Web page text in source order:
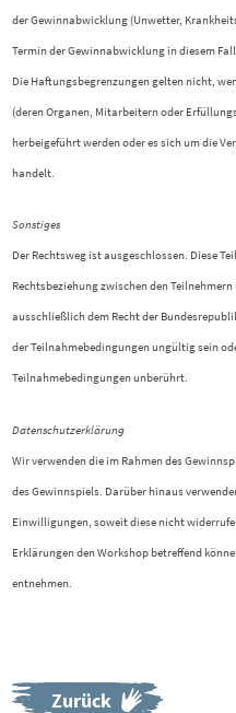
der Gewinnabwicklung (Unwetter,
Termin der Gewinnabwicklung in diesem
Die Haftungsbegrenzungen gelten nicht,
(deren Organen, Mitarbeitern oder
herbeigeführt werden oder es sich um die
handelt.
Sonstiges
Der Rechtsweg ist ausgeschlossen. Diese
Rechtsbeziehung zwischen den
ausschließlich dem Recht der
der Teilnahmebedingungen ungültig sein
Teilnahmebedingungen unberührt.
Datenschutzerklärung
Wir verwenden die im Rahmen des
des Gewinnspiels. Darüber hinaus
Einwilligungen, soweit diese nicht
Erklärungen den Workshop betreffend
entnehmen.
Zurück